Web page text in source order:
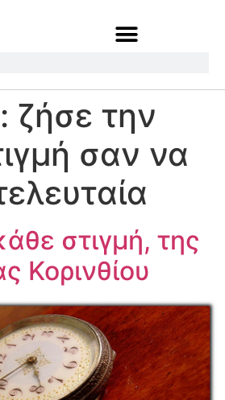
ζήσε την
σαν να
στιγμή, της
Κορινθίου